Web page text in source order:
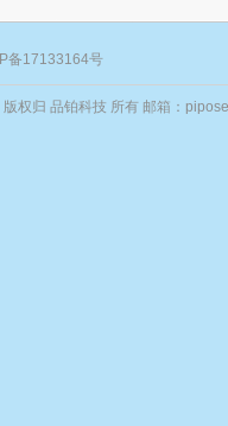
备17133164号
版权归 品铂科技 所有 邮箱：